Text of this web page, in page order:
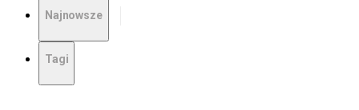
Najnowsze
Tagi